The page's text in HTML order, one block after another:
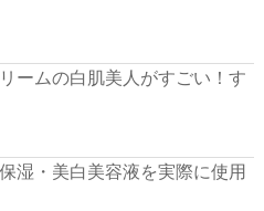
ームの白肌美人がすごい！す
湿・美白美容液を実際に使用